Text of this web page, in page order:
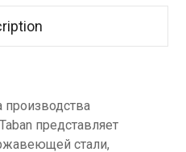
производства
представляет
стали,